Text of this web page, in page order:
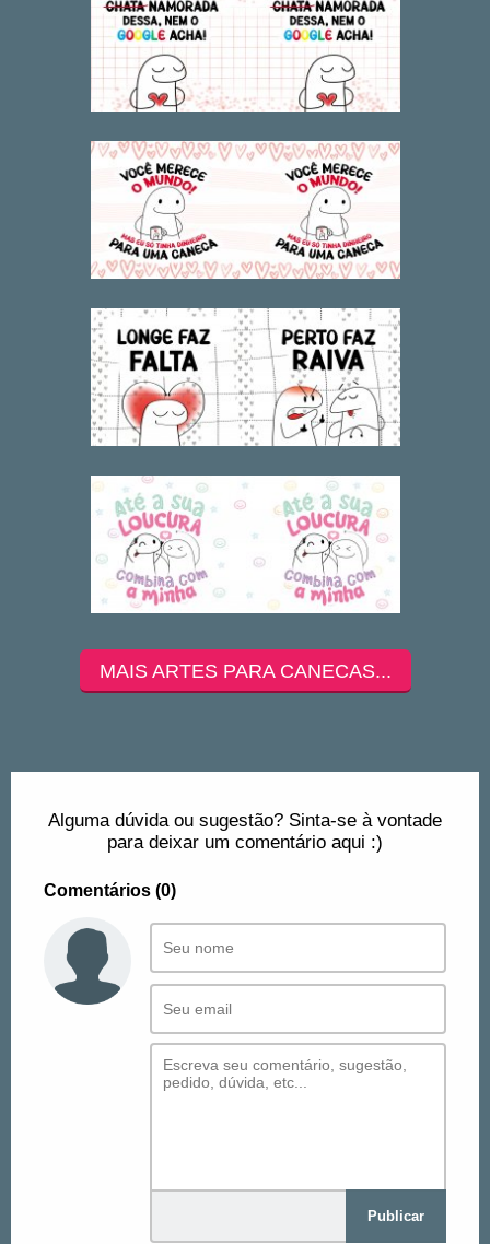
MAIS ARTES PARA CANECAS...
Alguma dúvida ou sugestão? Sinta-se à vontade
para deixar um comentário aqui :)
Comentários (0)
Publicar